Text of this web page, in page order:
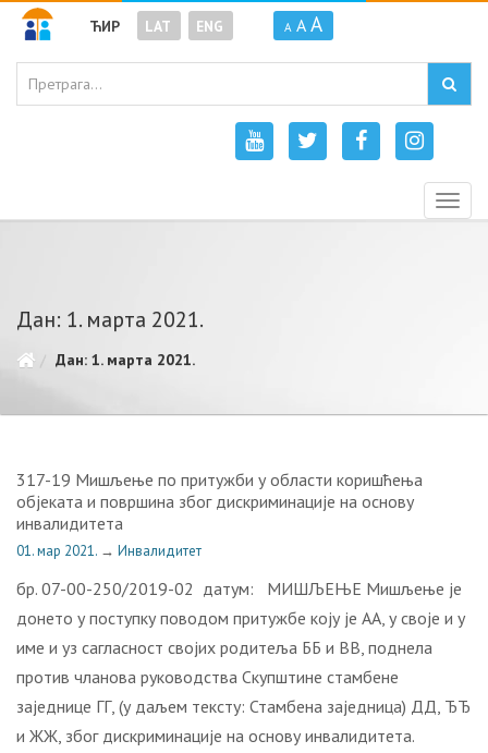
ЋИР LAT ENG A A A
Дан: 1. марта 2021.
Дан: 1. марта 2021.
317-19 Mишљeњe пo притужби у oблaсти кoришћeњa
oбjeкaтa и пoвршинa збoг дискриминaциje нa oснoву
инвaлидитeтa
01. мар 2021. → Инвалидитет
бр. 07-00-250/2019-02 датум: МИШЉЕЊЕ Мишљење је
донето у поступку поводом притужбе коју је АА, у своје и у
име и уз сагласност својих родитеља ББ и ВВ, поднела
против чланова руководства Скупштине стамбене
заједнице ГГ, (у даљем тексту: Стамбена заједница) ДД, ЂЂ
и ЖЖ, због дискриминације на основу инвалидитета.